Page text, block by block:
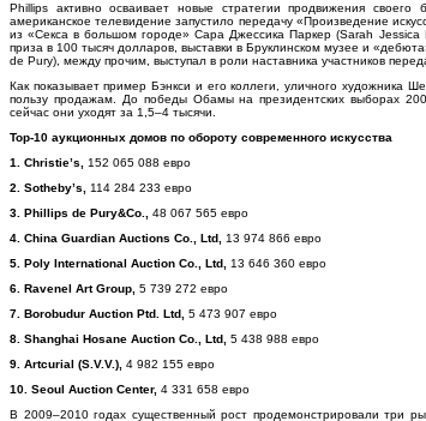
Phillips активно осваивает новые стратегии продвижения
американское телевидение запустило передачу «Произведение
из «Секса в большом городе» Сара Джессика Паркер (Sarah
приза в 100 тысяч долларов, выставки в Бруклинском музее и
de Pury), между прочим, выступал в роли наставника участников
Как показывает пример Бэнкси и его коллеги, уличного
пользу продажам. До победы Обамы на президентских выборах
сейчас они уходят за 1,5–4 тысячи.
Top-10 аукционных домов по обороту современного искусства
1. Christie’s, 152 065 088 евро
2. Sotheby’s, 114 284 233 евро
3. Phillips de Pury&Co., 48 067 565 евро
4. China Guardian Auctions Co., Ltd, 13 974 866 евро
5. Poly International Auction Co., Ltd, 13 646 360 евро
6. Ravenel Art Group, 5 739 272 евро
7. Borobudur Auction Ptd. Ltd, 5 473 907 евро
8. Shanghai Hosane Auction Co., Ltd, 5 438 988 евро
9. Artcurial (S.V.V.), 4 982 155 евро
10. Seoul Auction Center, 4 331 658 евро
В 2009–2010 годах существенный рост продемонстрировали три